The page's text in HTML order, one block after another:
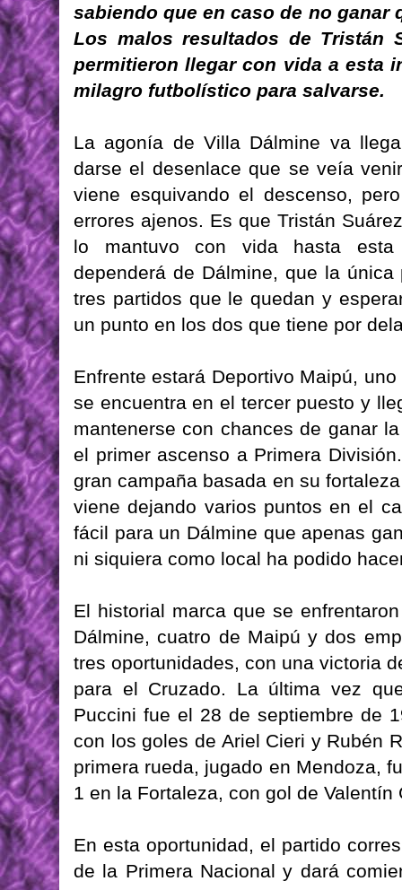
sabiendo que en caso de no ganar
Los malos resultados de Tristán
permitieron llegar con vida a esta
milagro futbolístico para salvarse.
La agonía de Villa Dálmine va
darse el desenlace que se veía
viene esquivando el descenso,
errores ajenos. Es que Tristán
lo mantuvo con vida hasta esta
dependerá de Dálmine, que la
tres partidos que le quedan y
un punto en los dos que tiene por
Enfrente estará Deportivo Maipú,
se encuentra en el tercer puesto y
mantenerse con chances de ganar
el primer ascenso a Primera
gran campaña basada en su
viene dejando varios puntos en el
fácil para un Dálmine que apenas
ni siquiera como local ha podido
El historial marca que se
Dálmine, cuatro de Maipú y dos
tres oportunidades, con una victoria
para el Cruzado. La última vez
Puccini fue el 28 de septiembre de
con los goles de Ariel Cieri y Rubén
primera rueda, jugado en Mendoza,
1 en la Fortaleza, con gol de
En esta oportunidad, el partido
de la Primera Nacional y dará